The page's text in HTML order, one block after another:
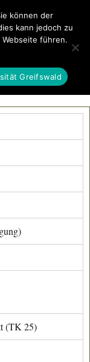
MENÜ
(TK 25)
können der
kann jedoch zu
führen.
Greifswald